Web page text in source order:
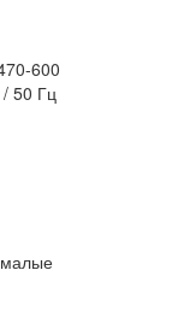
600
50 Гц